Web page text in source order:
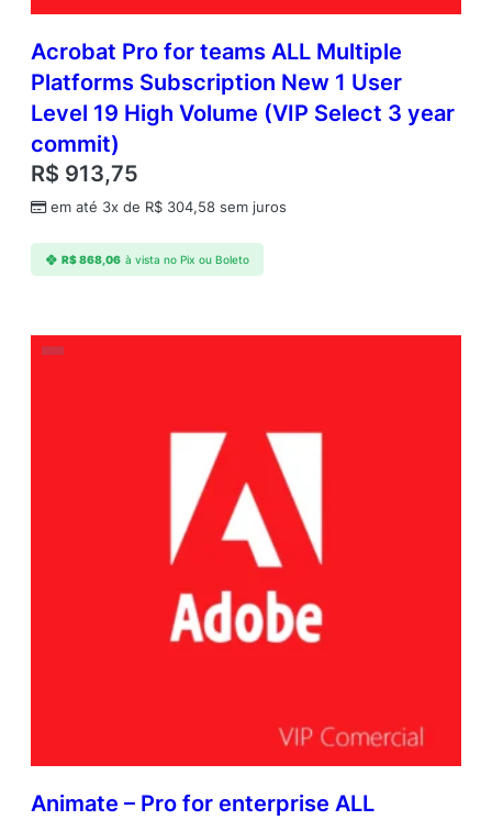
Acrobat Pro for teams ALL Multiple
Platforms Subscription New 1 User
Level 19 High Volume (VIP Select 3 year
commit)
R$ 913,75
em até 3x de R$ 304,58 sem juros
R$868,06 à vista no Pix ou Boleto
Animate – Pro for enterprise ALL